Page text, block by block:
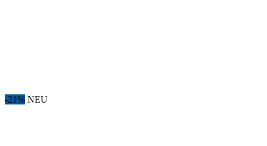
-21% NEU